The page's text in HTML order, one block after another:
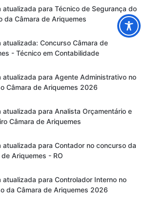
atualizada para Técnico de Segurança do
da Câmara de Ariquemes
atualizada: Concurso Câmara de
- Técnico em Contabilidade
atualizada para Agente Administrativo no
Câmara de Ariquemes 2026
atualizada para Analista Orçamentário e
Câmara de Ariquemes
atualizada para Contador no concurso da
Ariquemes - RO
atualizada para Controlador Interno no
da Câmara de Ariquemes 2026